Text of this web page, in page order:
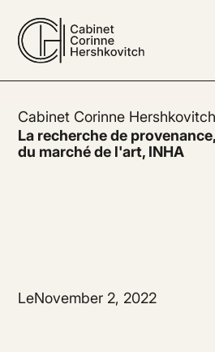
Cabinet Corinne Hershkovitch
La recherche de
du marché de l'art, INHA
LeNovember 2, 2022